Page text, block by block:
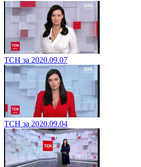
ТСН за 2020.09.07
ТСН за 2020.09.04